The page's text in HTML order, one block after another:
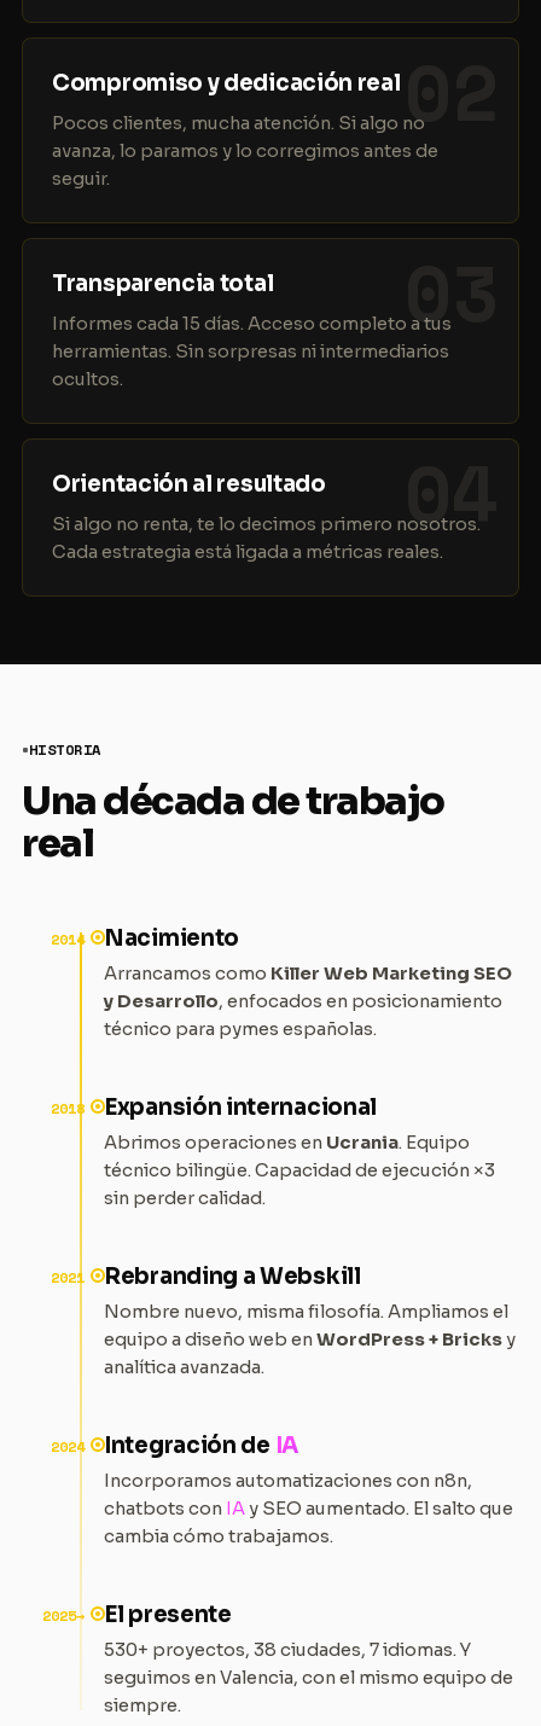
02
Compromiso y dedicación real
Pocos clientes, mucha atención. Si algo no
avanza, lo paramos y lo corregimos antes de
seguir.
03
Transparencia total
Informes cada 15 días. Acceso completo a tus
herramientas. Sin sorpresas ni intermediarios
ocultos.
04
Orientación al resultado
Si algo no renta, te lo decimos primero nosotros.
Cada estrategia está ligada a métricas reales.
HISTORIA
Una década de trabajo
real
2014 Nacimiento
Arrancamos como Killer Web Marketing SEO
y Desarrollo, enfocados en posicionamiento
técnico para pymes españolas.
2018 Expansión internacional
Abrimos operaciones en Ucrania. Equipo
técnico bilingüe. Capacidad de ejecución ×3
sin perder calidad.
2021 Rebranding a Webskill
Nombre nuevo, misma filosofía. Ampliamos el
equipo a diseño web en WordPress + Bricksy
analítica avanzada.
2024 Integración de IA
Incorporamos automatizaciones con n8n,
chatbots con IAy SEO aumentado. El salto que
cambia cómo trabajamos.
2025→ El presente
530+ proyectos, 38 ciudades, 7 idiomas. Y
seguimos en Valencia, con el mismo equipo de
siempre.